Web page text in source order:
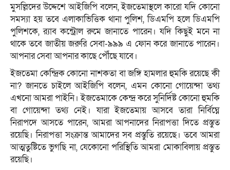
মুসল্লিদের উদ্দেশে আইজিপি বলেন, ইজতেমাস্থলে কারো যদি কোনো
সমস্যা হয় তবে এলাকাভিত্তিক থানা পুলিশ, ডিএমপি হলে ডিএমপি
পুলিশকে, র‌্যাব কন্ট্রোল রুমে জানাতে পারেন। যদি কিছুই মনে না
থাকে তবে জাতীয় জরুরি সেবা-৯৯৯ এ ফোন করে জানাতে পারেন।
আপনার সেবা আপনার কাছে পৌঁছে যাবে।
ইজতেমা কেন্দ্রিক কোনো নাশকতা বা জঙ্গি হামলার হুমকি রয়েছে কী
না? জানতে চাইলে আইজিপি বলেন, এমন কোনো গোয়েন্দা তথ্য
এখনো আমরা পাইনি। ইজতেমাকে কেন্দ্র করে সুনির্দিষ্ট কোনো হুমকি
বা গোয়েন্দা তথ্য নেই। যারা ইজতেমায় আসবে তারা নির্বিঘ্নে
নিরাপদে আসতে পারেন, আমরা আপনাদের নিরাপত্তা দিতে প্রস্তুত
রয়েছি। নিরাপত্তা সংক্রান্ত আমাদের সব প্রস্তুতি রয়েছে। তবে আমরা
আত্মতুষ্টিতে ভুগছি না, যেকোনো পরিস্থিতি আমরা মোকাবিলায় প্রস্তুত
রয়েছি।